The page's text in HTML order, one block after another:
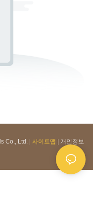
Co., Ltd. | 사이트맵 | 개인정보